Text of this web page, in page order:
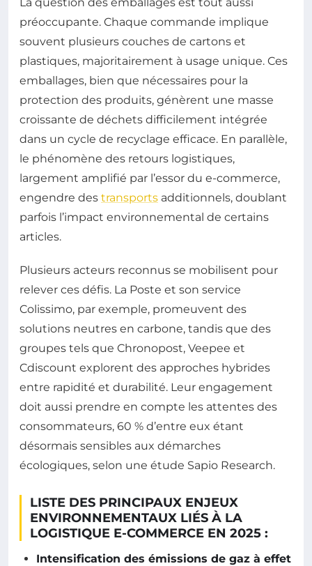
préoccupante. Chaque commande implique
souvent plusieurs couches de cartons et
plastiques, majoritairement à usage unique. Ces
emballages, bien que nécessaires pour la
protection des produits, génèrent une masse
croissante de déchets difficilement intégrée
dans un cycle de recyclage efficace. En parallèle,
le phénomène des retours logistiques,
largement amplifié par l’essor du e-commerce,
engendre des transports additionnels, doublant
parfois l’impact environnemental de certains
articles.
Plusieurs acteurs reconnus se mobilisent pour
relever ces défis. La Poste et son service
Colissimo, par exemple, promeuvent des
solutions neutres en carbone, tandis que des
groupes tels que Chronopost, Veepee et
Cdiscount explorent des approches hybrides
entre rapidité et durabilité. Leur engagement
doit aussi prendre en compte les attentes des
consommateurs, 60 % d’entre eux étant
désormais sensibles aux démarches
écologiques, selon une étude Sapio Research.
LISTE DES PRINCIPAUX ENJEUX
ENVIRONNEMENTAUX LIÉS À LA
LOGISTIQUE E-COMMERCE EN 2025 :
Intensification des émissions de gaz à effet